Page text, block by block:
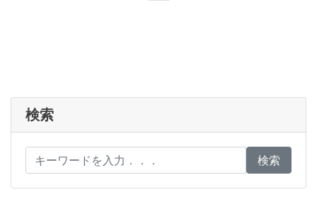
検索
検索